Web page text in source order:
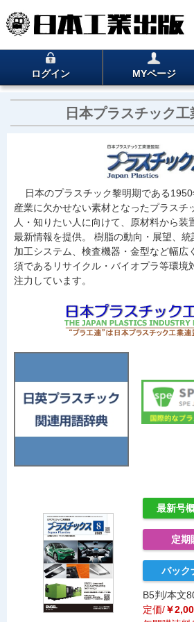
ログイン MYページ
日本プラスチック
日本のプラスチック黎明期である
産業に欠かせない素材となったプラスチ
人・知りたい人に向けて、原材料から装
最新情報を提供。 樹脂の動向・展望、
加工システム、検査機器・金型など幅広
須であるリサイクル・バイオプラ等環境
注力しています。
最新号
定期
バック
B5判/本文
定価/￥